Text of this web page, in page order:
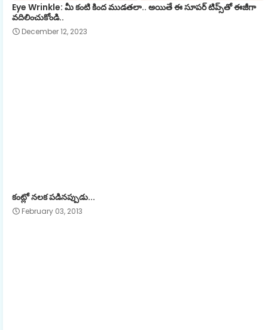
Eye Wrinkle: మీ కంటి కింద ముడ‌త‌లా.. అయితే ఈ సూప‌ర్‌ టిప్స్‌తో ఈజీగా
వదిలించుకోండి..
December 12, 2023
కంట్లో నలక పడినప్పుడు...
February 03, 2013